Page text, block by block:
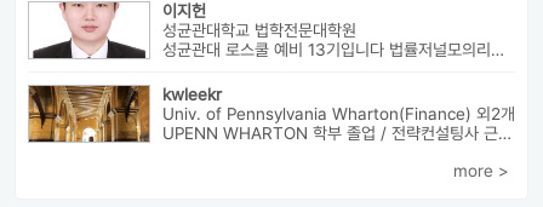
이지헌
성균관대학교 법학전문대학원
성균관대 로스쿨 예비 13기입니다 법률저널모의리트 전체3등으로 장학금 ...
kwleekr
Univ. of Pennsylvania Wharton(Finance) 외2개
UPENN WHARTON 학부 졸업 / 전략컨설팅사 근무 / HBS MBA 재학 중 ...
more >